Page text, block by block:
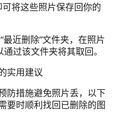
可将这些照片保存回你的
近删除”文件夹，在照片
过该文件夹将其取回。
实用建议
防措施避免照片丢，以下
要时顺利找回已删除的图